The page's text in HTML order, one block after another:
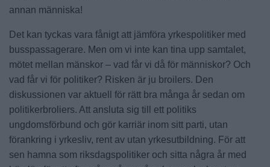
annan människa!
Det kan tyckas vara fånigt att jämföra yrkespolitiker med
busspassagerare. Men om vi inte kan tina upp samtalet,
mötet mellan mänskor – vad får vi då för människor? Och
vad får vi för politiker? Risken är ju broilers. Den
diskussionen var aktuell för rätt bra många år sedan om
politikerbroliers. Att ansluta sig till ett politiks
ungdomsförbund och gör karriär inom sitt parti, utan
förankring i yrkesliv, rent av utan yrkesutbildning. För att
sen hamna som riksdagspolitiker och sitta några år med